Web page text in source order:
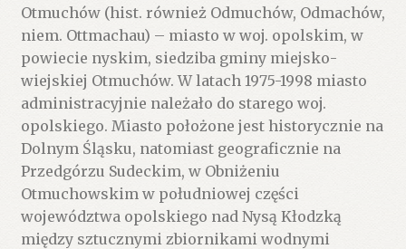
Otmuchów (hist. również Odmuchów, Odmachów,
niem. Ottmachau) – miasto w woj. opolskim, w
powiecie nyskim, siedziba gminy miejsko-
wiejskiej Otmuchów. W latach 1975-1998 miasto
administracyjnie należało do starego woj.
opolskiego. Miasto położone jest historycznie na
Dolnym Śląsku, natomiast geograficznie na
Przedgórzu Sudeckim, w Obniżeniu
Otmuchowskim w południowej części
województwa opolskiego nad Nysą Kłodzką
między sztucznymi zbiornikami wodnymi